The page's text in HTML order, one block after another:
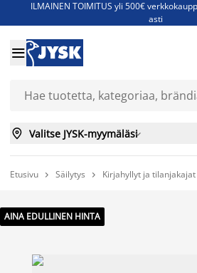
ILMAINEN TOIMITUS yli 500€
asti
Jenkkisänkyjä - Säästä jopa

 Valitse JYSK-myymäläsi
Etusivu  Säilytys  Kirjahyllyt ja tilanjakajat
AINA EDULLINEN HINTA